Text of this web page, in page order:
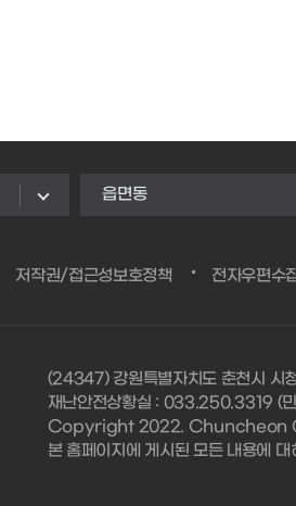
읍면동
저작권/접근성보호정책 전자우편수
(24347) 강원특별자치도 춘천시 시
재난안전상황실 : 033.250.3319 (
Copyright 2022. Chuncheon
본 홈페이지에 게시된 모든 내용에